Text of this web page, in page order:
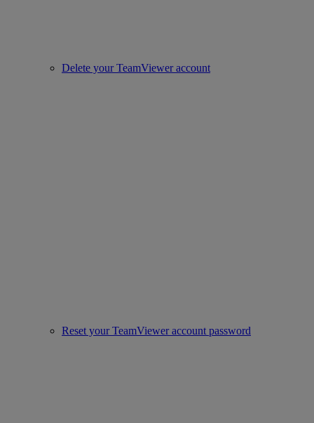
Delete your TeamViewer account
Reset your TeamViewer account password